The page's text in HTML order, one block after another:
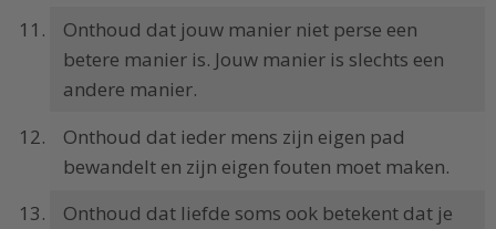
Onthoud dat jouw manier niet perse een
betere manier is. Jouw manier is slechts een
andere manier.
Onthoud dat ieder mens zijn eigen pad
bewandelt en zijn eigen fouten moet maken.
Onthoud dat liefde soms ook betekent dat je